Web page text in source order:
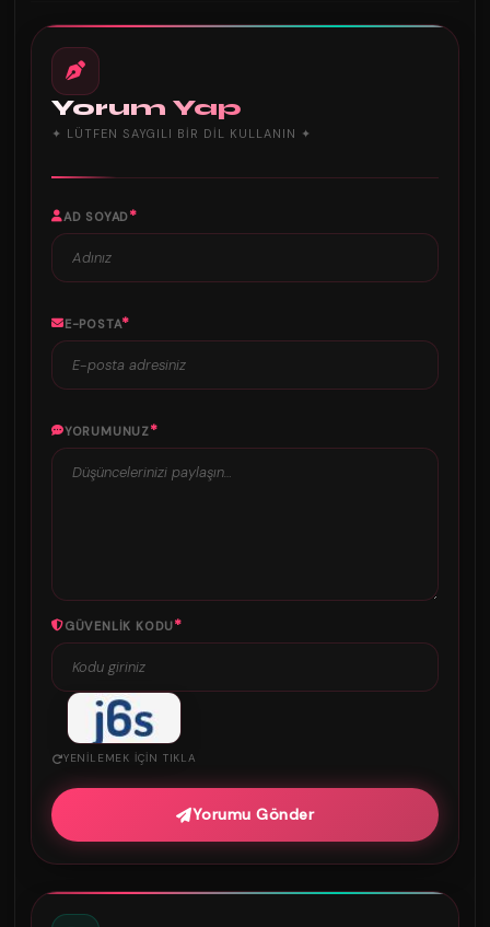
Yorum Yap
✦ LÜTFEN SAYGILI BIR DIL KULLANIN ✦
AD SOYAD*
E-POSTA*
YORUMUNUZ*
GÜVENLIK KODU*
YENILEMEK IÇIN TIKLA
Yorumu Gönder